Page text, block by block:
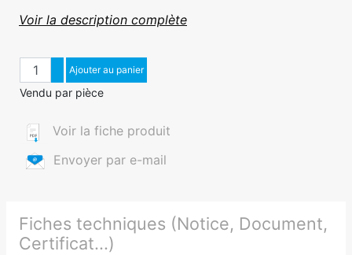
Voir la description complète
QuantitéAugmenter quantité
Diminuer quantité
Ajouter au panier
Vendu par pièce
Voir la fiche produit
Envoyer par e-mail
Fiches techniques (Notice, Document,
Certificat...)